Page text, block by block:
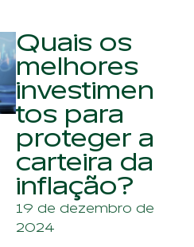
Quais os
melhores
investimen
tos para
proteger a
carteira da
inflação?
19 de dezembro de
2024